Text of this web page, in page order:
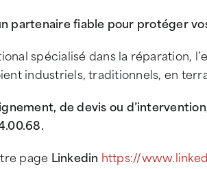
partenaire fiable pour protéger
spécialisé dans la réparation,
industriels, traditionnels, en
de devis ou
page Linkedin https://